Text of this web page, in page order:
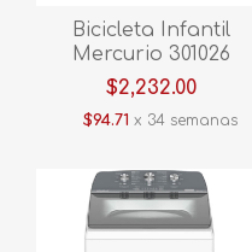
Bicicleta Infantil
Mercurio 301026
INFANTIL CUTY 12"
ROSA 1V
$2,232.00
$94.71 x 34 semanas